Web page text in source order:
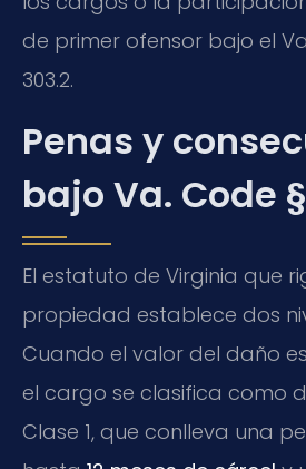
de primer ofensor bajo el
303.2.
Penas y
bajo Va. Code
El estatuto de Virginia que
propiedad establece dos
Cuando el valor del daño es
el cargo se clasifica como
Clase 1, que conlleva una